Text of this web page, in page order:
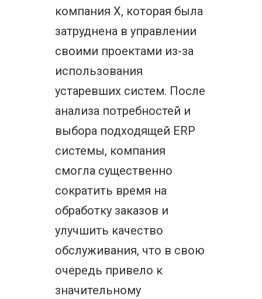
компания X, которая была
затруднена в управлении
своими проектами из-за
использования
устаревших систем. После
анализа потребностей и
выбора подходящей ERP
системы, компания
смогла существенно
сократить время на
обработку заказов и
улучшить качество
обслуживания, что в свою
очередь привело к
значительному